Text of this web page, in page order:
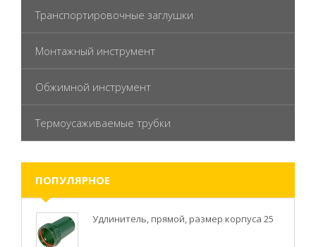
Транспортировочные заглушки
Монтажный инструмент
Обжимной инструмент
Термоусаживаемые трубки
ПОПУЛЯРНОЕ
Удлинитель, прямой, размер корпуса 25